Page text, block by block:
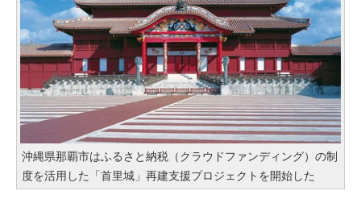
沖縄県那覇市はふるさと納税（クラウドファンディング）の制
度を活用した「首里城」再建支援プロジェクトを開始した